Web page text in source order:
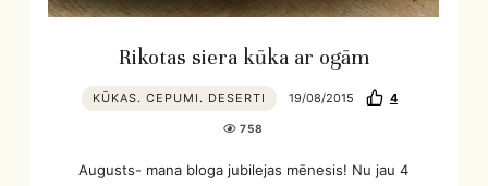
Rikotas siera kūka ar ogām
KŪKAS. CEPUMI. DESERTI 19/08/2015 4
758
Augusts- mana bloga jubilejas mēnesis! Nu jau 4